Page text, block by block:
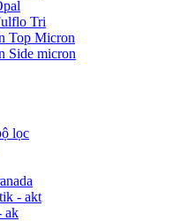
Tri
Top Micron
Side micron
lọc
- akt
ak